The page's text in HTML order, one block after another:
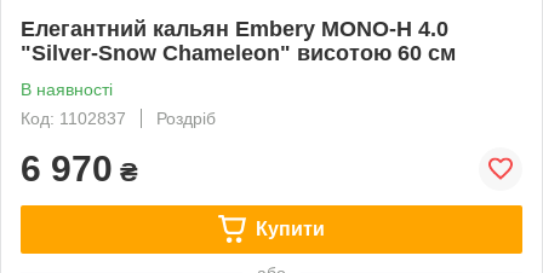
Елегантний кальян Embery MONO-H 4.0
"Silver-Snow Chameleon" висотою 60 см
В наявності
Код: 1102837
Роздріб
6 970 ₴
Купити